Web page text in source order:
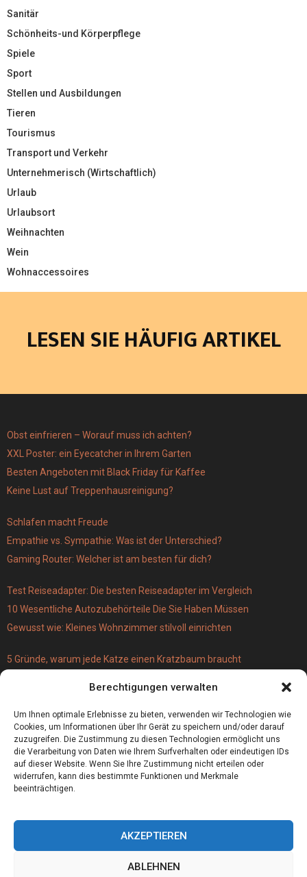
Berechtigungen verwalten
Um Ihnen optimale Erlebnisse zu bieten, verwenden wir Technologien wie
Cookies, um Informationen über Ihr Gerät zu speichern und/oder darauf
zuzugreifen. Die Zustimmung zu diesen Technologien ermöglicht uns
die Verarbeitung von Daten wie Ihrem Surfverhalten oder eindeutigen IDs
auf dieser Website. Wenn Sie Ihre Zustimmung nicht erteilen oder
widerrufen, kann dies bestimmte Funktionen und Merkmale
beeinträchtigen.
AKZEPTIEREN
ABLEHNEN
Sanitär
Schönheits-und Körperpflege
Spiele
Sport
Stellen und Ausbildungen
Tieren
Tourismus
Transport und Verkehr
Unternehmerisch (Wirtschaftlich)
Urlaub
Urlaubsort
Weihnachten
Wein
Wohnaccessoires
LESEN SIE HÄUFIG ARTIKEL
Obst einfrieren – Worauf muss ich achten?
XXL Poster: ein Eyecatcher in Ihrem Garten
Besten Angeboten mit Black Friday für Kaffee
Keine Lust auf Treppenhausreinigung?
Schlafen macht Freude
Empathie vs. Sympathie: Was ist der Unterschied?
Gaming Router: Welcher ist am besten für dich?
Test Reiseadapter: Die besten Reiseadapter im Vergleich
10 Wesentliche Autozubehörteile Die Sie Haben Müssen
Gewusst wie: Kleines Wohnzimmer stilvoll einrichten
5 Gründe, warum jede Katze einen Kratzbaum braucht
Bestecktaschen bedrucken